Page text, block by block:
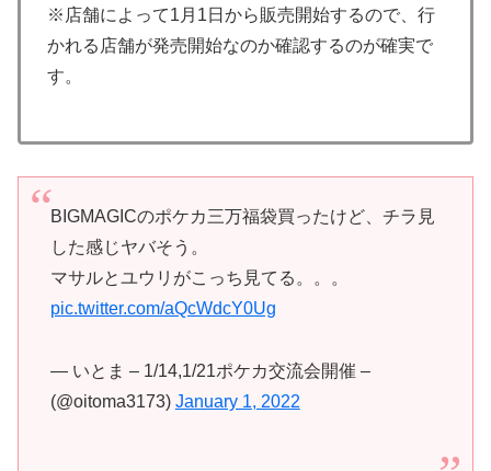
※店舗によって1月1日から販売開始するので、行
かれる店舗が発売開始なのか確認するのが確実で
す。
BIGMAGICのポケカ三万福袋買ったけど、チラ見
した感じヤバそう。
マサルとユウリがこっち見てる。。。
pic.twitter.com/aQcWdcY0Ug
— いとま – 1/14,1/21ポケカ交流会開催 –
(@oitoma3173) January 1, 2022